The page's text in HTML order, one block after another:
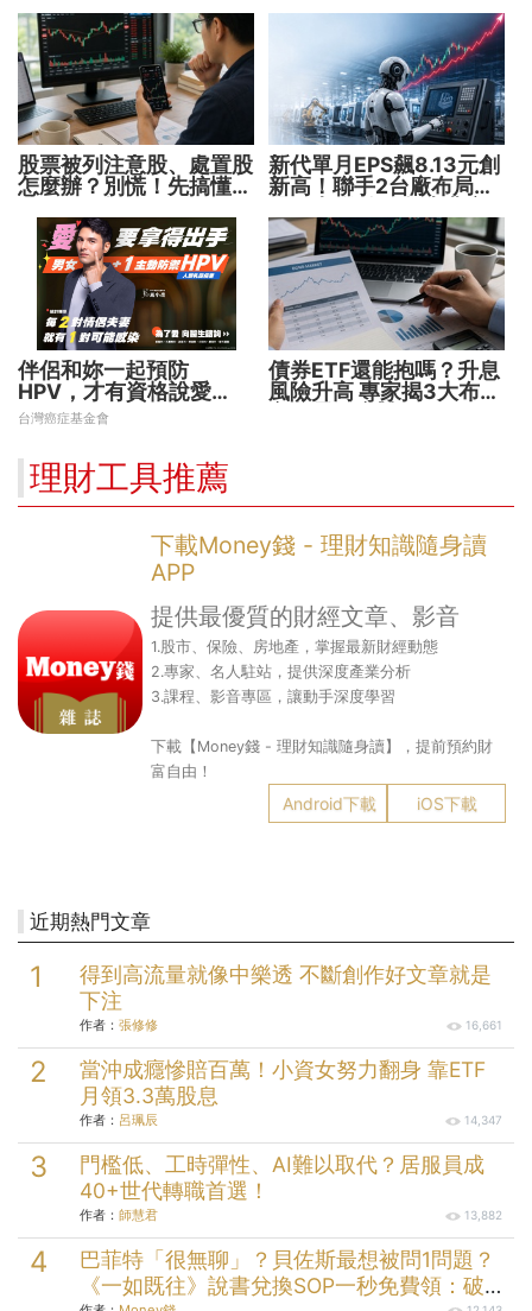
股票被列注意股、處置股
怎麼辦？別慌！先搞懂背
新代單月EPS飆8.13元創
新高！聯手2台廠布局機
機
伴侶和妳一起預防
HPV，才有資格說愛
妳！
台灣癌症基金會
債券ETF還能抱嗎？升息
風險升高 專家揭3大布局
理財工具推薦
下載Money錢 - 理財知識隨身讀
APP
提供最優質的財經文章、影音
1.股市、保險、房地產，掌握最新財經動態
2.專家、名人駐站，提供深度產業分析
3.課程、影音專區，讓動手深度學習
下載【Money錢 - 理財知識隨身讀】，提前預約財
富自由！
Android下載 iOS下載
近期熱門文章
得到高流量就像中樂透 不斷創作好文章就是
下注
作者： 張修修 16,661
當沖成癮慘賠百萬！小資女努力翻身 靠ETF
月領3.3萬股息
作者： 呂珮辰 14,347
門檻低、工時彈性、AI難以取代？居服員成
40+世代轉職首選！
作者： 師慧君 13,882
巴菲特「很無聊」？貝佐斯最想被問1問題？
《一如既往》說書兌換SOP一秒免費領：破解